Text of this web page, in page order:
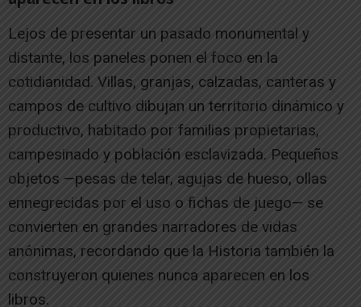
Lejos de presentar un pasado monumental y
distante, los paneles ponen el foco en la
cotidianidad. Villas, granjas, calzadas, canteras y
campos de cultivo dibujan un territorio dinámico y
productivo, habitado por familias propietarias,
campesinado y población esclavizada. Pequeños
objetos —pesas de telar, agujas de hueso, ollas
ennegrecidas por el uso o fichas de juego— se
convierten en grandes narradores de vidas
anónimas, recordando que la Historia también la
construyeron quienes nunca aparecen en los
libros.